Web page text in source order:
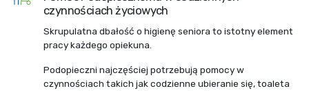
czynnościach życiowych
Skrupulatna dbałość o higienę seniora to istotny element
pracy każdego opiekuna.
Podopieczni najczęściej potrzebują pomocy w
czynnościach takich jak codzienne ubieranie się, toaleta